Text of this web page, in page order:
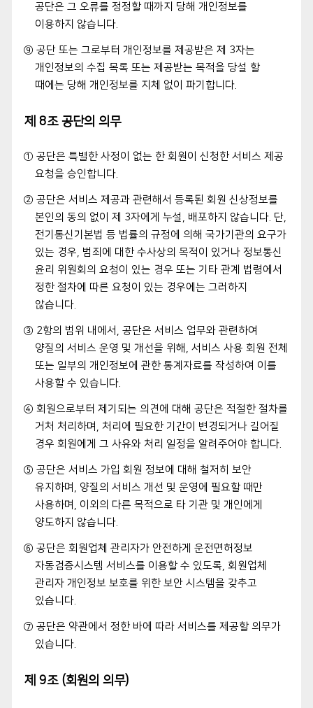
공단은 그 오류를 정정할 때까지 당해 개인정보를
이용하지 않습니다.
⑨ 공단 또는 그로부터 개인정보를 제공받은 제 3자는
개인정보의 수집 목록 또는 제공받는 목적을 당설 할
때에는 당해 개인정보를 지체 없이 파기합니다.
제 8조 공단의 의무
① 공단은 특별한 사정이 없는 한 회원이 신청한 서비스 제공
요청을 승인합니다.
② 공단은 서비스 제공과 관련해서 등록된 회원 신상정보를
본인의 동의 없이 제 3자에게 누설, 배포하지 않습니다. 단,
전기통신기본법 등 법률의 규정에 의해 국가기관의 요구가
있는 경우, 범죄에 대한 수사상의 목적이 있거나 정보통신
윤리 위원회의 요청이 있는 경우 또는 기타 관계 법령에서
정한 절차에 따른 요청이 있는 경우에는 그러하지
않습니다.
③ 2항의 범위 내에서, 공단은 서비스 업무와 관련하여
양질의 서비스 운영 및 개선을 위해, 서비스 사용 회원 전체
또는 일부의 개인정보에 관한 통계자료를 작성하여 이를
사용할 수 있습니다.
④ 회원으로부터 제기되는 의견에 대해 공단은 적절한 절차를
거처 처리하며, 처리에 필요한 기간이 변경되거나 길어질
경우 회원에게 그 사유와 처리 일정을 알려주어야 합니다.
⑤ 공단은 서비스 가입 회원 정보에 대해 철저히 보안
유지하며, 양질의 서비스 개선 및 운영에 필요할 때만
사용하며, 이외의 다른 목적으로 타 기관 및 개인에게
양도하지 않습니다.
⑥ 공단은 회원업체 관리자가 안전하게 운전면허정보
자동검증시스템 서비스를 이용할 수 있도록, 회원업체
관리자 개인정보 보호를 위한 보안 시스템을 갖추고
있습니다.
⑦ 공단은 약관에서 정한 바에 따라 서비스를 제공할 의무가
있습니다.
제 9조 (회원의 의무)